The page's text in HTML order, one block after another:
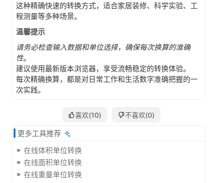
这种精确快速的转换方式，适合家居装修、科学实验、工
程测量等多种场景。
温馨提示
请务必检查输入数据和单位选择，确保每次换算的准确
性。
建议使用最新版本浏览器，享受流畅稳定的转换体验。
每次精确换算，都是对日常工作和生活数字准确把握的一
次实践。
喜欢(10) 不喜欢(0)
更多工具推荐
在线体积单位转换
在线面积单位转换
在线重量单位转换